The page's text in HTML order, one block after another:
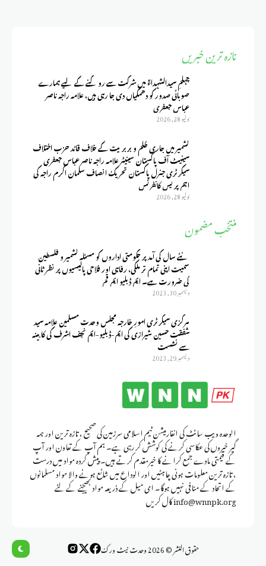
الوحدہ ویب سائٹ کی انفارمیشن ٹیم اسلامی سرزمین کی صحیح ، تازہ ترین اور ہمہ
گیر خبروں کی عکاسی کرنے کی کوشش کر رہی ہے۔ ہم آپ کے تعاون اور آپ
کے قیمتی مادے جمع کرانے کا خیرمقدم کرتے ہیں۔ پیش کردہ مواد میں درست
، تازہ ترین معلومات ہونی چاہئیں اور الوداع میں شائع ہونے والا مواد مسلمانوں
کے اتحاد کے منافی نہیں ہوگا۔ ای میل کے ذریعہ مواد بھیجنے کے لئے
info@wnnpk.org کال کریں
تازہ ترین خبریں
چہلمِ سیدالشہداءؑ میں شرکت سے روکنے کے لیے ہمارے
صوبائی صدور کو دھمکیاں دی جا رہی ہیں، علامہ راجہ ناصر
عباس جعفری
يوليو 28, 2026
کشمیر میں جاری ظلم و بربریت کے خلاف قائد حزب اختلاف
سینیٹ آف پاکستان سینیٹر علامہ راجہ ناصر عباس جعفری
سیکرٹری جنرل پاکستان تحریک انصاف سلمان اکرم راجہ کی
اہم پریس کانفرنس
يوليو 28, 2026
منتخب مضمون
نئے سال کی آمد پر حکومتی اداروں کو مسئلہ کشمیر و فلسطین
سمیت اپنی تمام تر ملکی، رفاہی اور فلاحی پالیسیوں پر نظر ثانی
کی ضرورت ہے۔ ایم ڈبلیو ایم قم
ديسمبر 30, 2023
مرکزی سیکرٹری امورِ خارجہ مجلس وحدت مسلمین علامہ سید
شفقت حسین شیرازی کی ایم-ڈبلیو-ایم نجف اشرف کی کابینہ
سے نشست
ديسمبر 29, 2023
حقوق النشر © 2026 وحدت نيٹ ورك